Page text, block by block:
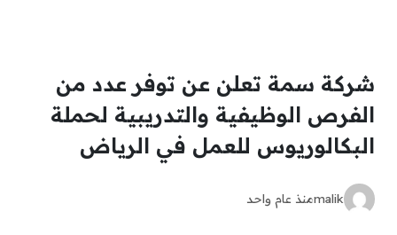
شركة سمة تعلن عن توفر عدد من
الفرص الوظيفية والتدريبية لحملة
البكالوريوس للعمل في الرياض
malikمنذ عام واحد